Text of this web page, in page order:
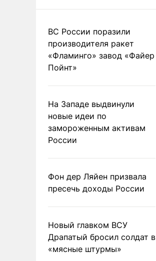
ВС России поразили
производителя ракет
«Фламинго» завод «Файер
Пойнт»
На Западе выдвинули
новые идеи по
замороженным активам
России
Фон дер Ляйен призвала
пресечь доходы России
Новый главком ВСУ
Драпатый бросил солдат в
«мясные штурмы»